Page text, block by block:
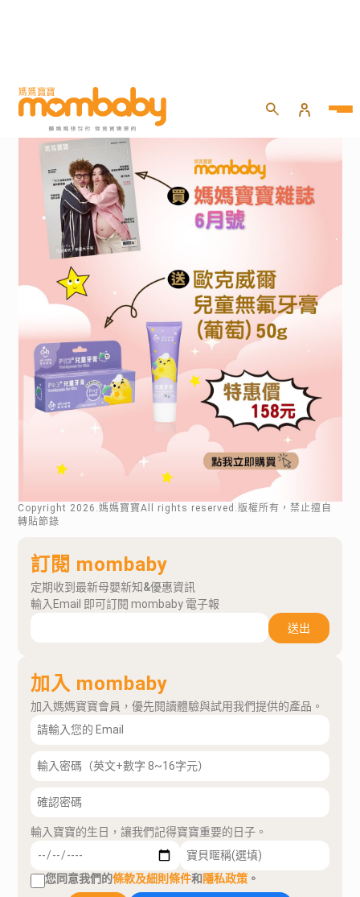
Copyright 2026 .媽媽寶寶All rights reserved.版權所有，禁止擅自
轉貼節錄
訂閱 mombaby
定期收到最新母嬰新知&優惠資訊
輸入Email 即可訂閱 mombaby 電子報
送出
加入 mombaby
加入媽媽寶寶會員，優先閱讀體驗與試用我們提供的產品。
輸入寶寶的生日，讓我們記得寶寶重要的日子。
您同意我們的條款及細則條件和隱私政策 。